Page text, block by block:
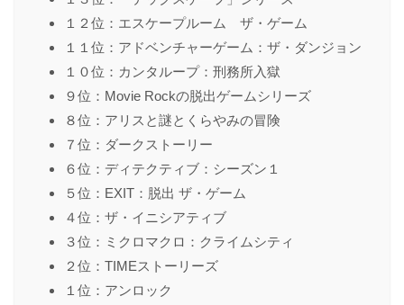
１２位：エスケープルーム ザ・ゲーム
１１位：アドベンチャーゲーム：ザ・ダンジョン
１０位：カンタループ：刑務所入獄
９位：Movie Rockの脱出ゲームシリーズ
８位：アリスと謎とくらやみの冒険
７位：ダークストーリー
６位：ディテクティブ：シーズン１
５位：EXIT：脱出 ザ・ゲーム
４位：ザ・イニシアティブ
３位：ミクロマクロ：クライムシティ
２位：TIMEストーリーズ
１位：アンロック